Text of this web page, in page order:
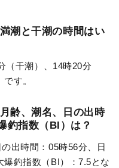
潮と干潮の時間はい
（干潮）、14時20分
す。
齢、潮名、日の出時
釣指数（BI）は？
出時間：05時56分、日
釣指数（BI）：7.5とな